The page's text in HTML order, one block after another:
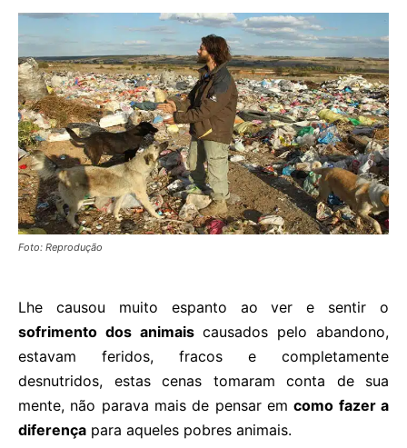
Foto: Reprodução
Lhe causou muito espanto ao ver e sentir o
sofrimento dos animaiscausados pelo abandono,
estavam feridos, fracos e completamente
desnutridos, estas cenas tomaram conta de sua
mente, não parava mais de pensar emcomo fazer a
diferença para aqueles pobres animais.